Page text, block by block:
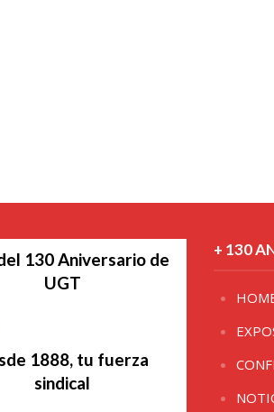
130 Aniversario de
UGT
1888, tu fuerza
sindical
+ 130